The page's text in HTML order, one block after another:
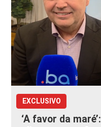
EXCLUSIVO
‘A favor da